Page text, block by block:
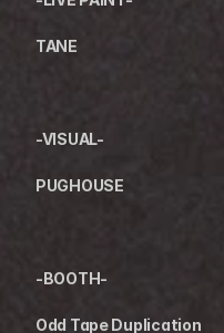
TANE
-VISUAL-
PUGHOUSE
-BOOTH-
Odd Tape Duplication